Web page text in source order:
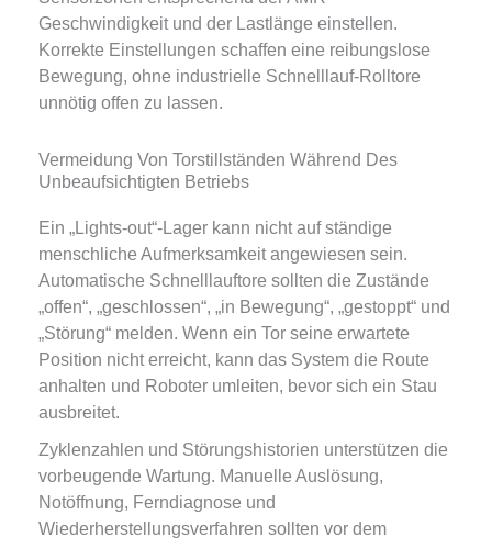
Geschwindigkeit und der Lastlänge einstellen.
Korrekte Einstellungen schaffen eine reibungslose
Bewegung, ohne industrielle Schnelllauf-Rolltore
unnötig offen zu lassen.
Vermeidung Von Torstillständen Während Des
Unbeaufsichtigten Betriebs
Ein „Lights-out“-Lager kann nicht auf ständige
menschliche Aufmerksamkeit angewiesen sein.
Automatische Schnelllauftore sollten die Zustände
„offen“, „geschlossen“, „in Bewegung“, „gestoppt“ und
„Störung“ melden. Wenn ein Tor seine erwartete
Position nicht erreicht, kann das System die Route
anhalten und Roboter umleiten, bevor sich ein Stau
ausbreitet.
Zyklenzahlen und Störungshistorien unterstützen die
vorbeugende Wartung. Manuelle Auslösung,
Notöffnung, Ferndiagnose und
Wiederherstellungsverfahren sollten vor dem